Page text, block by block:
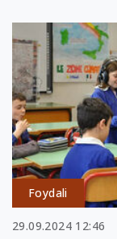
Foydali
29.09.2024 12:46